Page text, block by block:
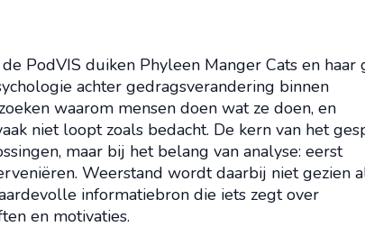
PodVIS duiken Phyleen Manger Cats en haar
achter gedragsverandering binnen
waarom mensen doen wat ze doen, en
niet loopt zoals bedacht. De kern van het
maar bij het belang van analyse: eerst
Weerstand wordt daarbij niet gezien
informatiebron die iets zegt over
en motivaties.